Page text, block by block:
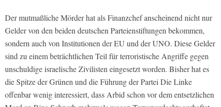
Der mutmaßliche Mörder hat als Finanzchef anscheinend nicht nur
Gelder von den beiden deutschen Parteienstiftungen bekommen,
sondern auch von Institutionen der EU und der UNO. Diese Gelder
sind zu einem beträchtlichen Teil für terroristische Angriffe gegen
unschuldige israelische Zivilisten eingesetzt worden. Bisher hat es
die Spitze der Grünen und die Führung der Partei Die Linke
offenbar wenig interessiert, dass Arbid schon vor dem entsetzlichen